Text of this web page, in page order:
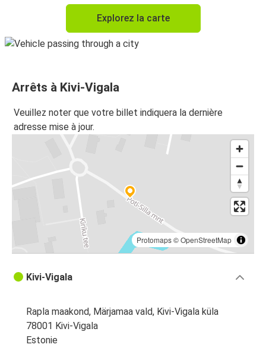
Explorez la carte
Arrêts à Kivi-Vigala
Veuillez noter que votre billet indiquera la dernière
adresse mise à jour.
Protomaps©OpenStreetMap
Kivi-Vigala
Rapla maakond, Märjamaa vald, Kivi-Vigala küla
78001 Kivi-Vigala
Estonie